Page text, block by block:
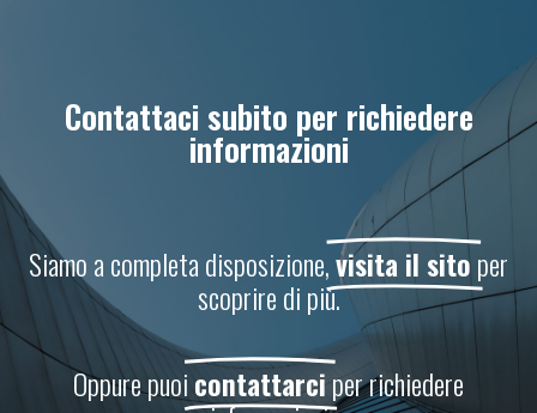
Contattaci subito per richiedere
informazioni
Siamo a completa disposizione,visita il sitoper
scoprire di più.
Oppure puoicontattarciper richiedere